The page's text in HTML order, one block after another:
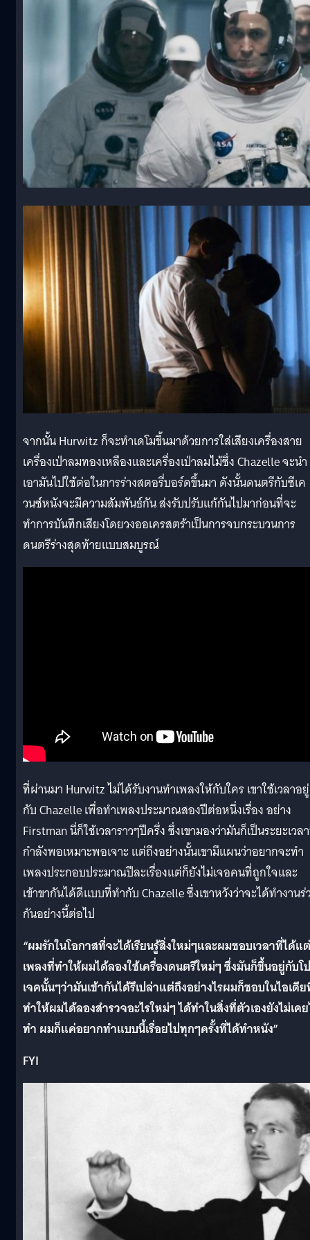
จากนั้นHurwitzก็จะทำเดโมขึ้นมาด้วยการใส่เสียงเครื่องสาย
เครื่องเป่าลมทองเหลืองและเครื่องเป่าลมไม้ซึ่ง Chazelle จะนำ
เอามันไปใช้ต่อในการร่างสตอรี่บอร์ดขึ้นมา ดังนั้นดนตรีกับซีเค
วนซ์หนังจะมีความสัมพันธ์กัน ส่งรับปรับแก้กันไปมาก่อนที่จะ
ทำการบันทึกเสียงโดยวงออเครสตร้าเป็นการจบกระบวนการ
ดนตรีร่างสุดท้ายแบบสมบูรณ์
ที่ผ่านมา Hurwitz ไม่ได้รับงานทำเพลงให้กับใคร เขาใช้เวลาอยู่
กับ Chazelle เพื่อทำเพลงประมาณสองปีต่อหนึ่งเรื่อง อย่าง
Firstman นี่ก็ใช้เวลาราวๆปีครึ่ง ซึ่งเขามองว่ามันก็เป็นระยะเวล
กำลังพอเหมาะพอเจาะ แต่ถึงอย่างนั้นเขามีแผนว่าอยากจะทำ
เพลงประกอบประมาณปีละเรื่องแต่ก็ยังไม่เจอคนที่ถูกใจและ
เข้าขากันได้ดีแบบที่ทำกับ Chazelle ซึ่งเขาหวังว่าจะได้ทำงานร่
กันอย่างนี้ต่อไป
“ผมรักในโอกาสที่จะได้เรียนรู้สิ่งใหม่ๆและผมชอบเวลาที่ได้แ
เพลงที่ทำให้ผมได้ลองใช้เครื่องดนตรีใหม่ๆ ซึ่งมันก็ขึ้นอยู่กับโ
เจคนั้นๆว่ามันเข้ากันได้รึเปล่าแต่ถึงอย่างไรผมก็ชอบในไอเดี
ทำให้ผมได้ลองสำรวจอะไรใหม่ๆ ได้ทำในสิ่งที่ตัวเองยังไม่เค
ทำ ผมก็แค่อยากทำแบบนี้เรื่อยไปทุกๆครั้งที่ได้ทำหนัง”
FYI